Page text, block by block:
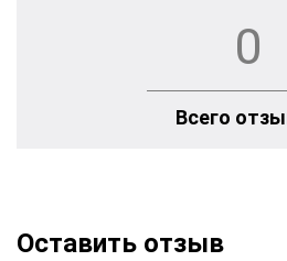
0
Всего
Оставить отзыв